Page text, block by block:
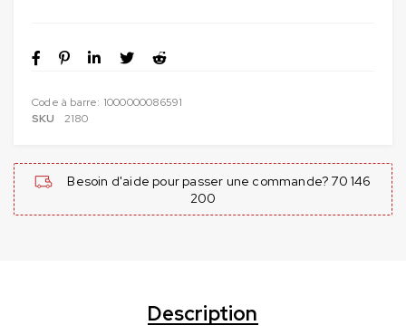
Code à barre: 1000000086591
SKU
2180
Besoin d'aide pour passer une commande? 70 146
200
Description